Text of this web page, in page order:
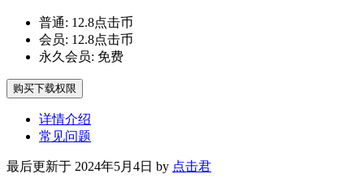
普通: 12.8点击币
会员: 12.8点击币
永久会员: 免费
购买下载权限
详情介绍
常见问题
最后更新于 2024年5月4日 by 点击君